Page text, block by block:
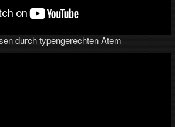
durch typengerechten Atem